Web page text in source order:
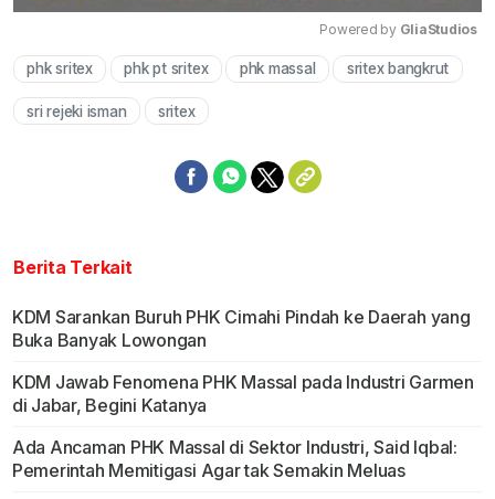
Mute
Powered by GliaStudios
phk sritex phk pt sritex phk massal sritex bangkrut
sri rejeki isman sritex
Berita Terkait
KDM Sarankan Buruh PHK Cimahi Pindah ke Daerah yang
Buka Banyak Lowongan
KDM Jawab Fenomena PHK Massal pada Industri Garmen
di Jabar, Begini Katanya
Ada Ancaman PHK Massal di Sektor Industri, Said Iqbal:
Pemerintah Memitigasi Agar tak Semakin Meluas